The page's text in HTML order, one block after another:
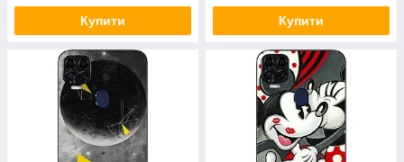
Купити Купити